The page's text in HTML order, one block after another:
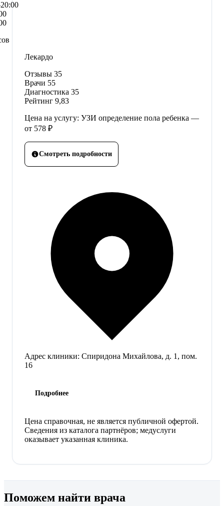
Лекардо
Отзывы 35
Врачи 55
Диагностика 35
Рейтинг 9,83
Цена на услугу: УЗИ определение пола ребенка —
от 578 ₽
Смотреть подробности
Адрес клиники: Спиридона Михайлова, д. 1, пом.
16
Подробнее
Цена справочная, не является публичной офертой.
Сведения из каталога партнёров; медуслуги
оказывает указанная клиника.
Поможем найти врача